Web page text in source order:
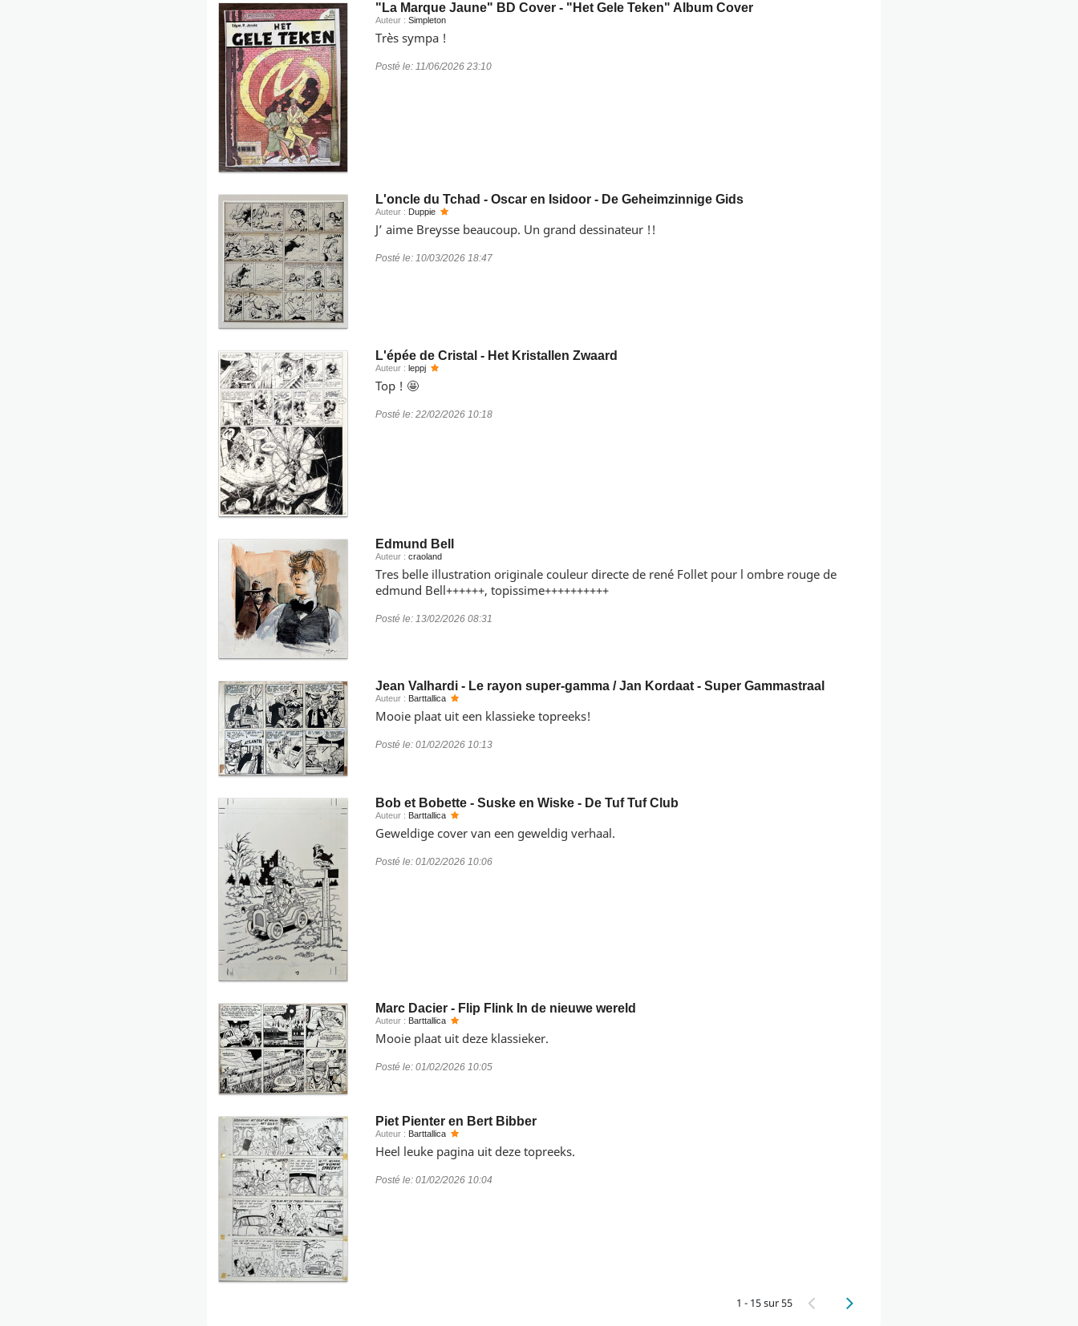
"La Marque Jaune" BD Cover - "Het Gele Teken" Album Cover
Auteur : Simpleton
Très sympa !
Posté le: 11/06/2026 23:10
L'oncle du Tchad - Oscar en Isidoor - De Geheimzinnige Gids
Auteur : Duppie
J’ aime Breysse beaucoup. Un grand dessinateur !!
Posté le: 10/03/2026 18:47
L'épée de Cristal - Het Kristallen Zwaard
Auteur : leppj
Top ! 🤩
Posté le: 22/02/2026 10:18
Edmund Bell
Auteur : craoland
Tres belle illustration originale couleur directe de rené Follet pour l ombre rouge de
edmund Bell++++++, topissime++++++++++
Posté le: 13/02/2026 08:31
Jean Valhardi - Le rayon super-gamma / Jan Kordaat - Super Gammastraal
Auteur : Barttallica
Mooie plaat uit een klassieke topreeks!
Posté le: 01/02/2026 10:13
Bob et Bobette - Suske en Wiske - De Tuf Tuf Club
Auteur : Barttallica
Geweldige cover van een geweldig verhaal.
Posté le: 01/02/2026 10:06
Marc Dacier - Flip Flink In de nieuwe wereld
Auteur : Barttallica
Mooie plaat uit deze klassieker.
Posté le: 01/02/2026 10:05
Piet Pienter en Bert Bibber
Auteur : Barttallica
Heel leuke pagina uit deze topreeks.
Posté le: 01/02/2026 10:04
1 - 15 sur 55